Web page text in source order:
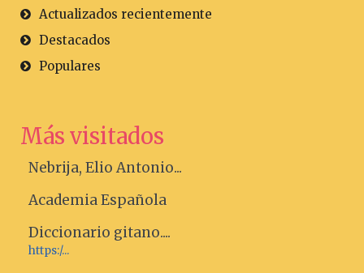
Actualizados recientemente
Destacados
Populares
Más visitados
Nebrija, Elio Antonio...
Academia Española
Diccionario gitano....
https:/...